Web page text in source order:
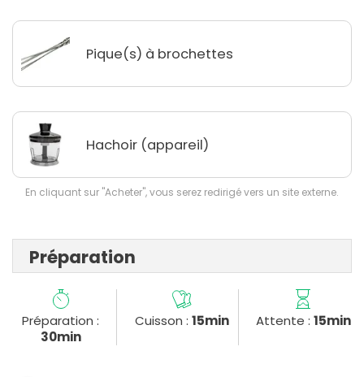
Pique(s) à brochettes
Hachoir (appareil)
En cliquant sur "Acheter", vous serez redirigé vers un site externe.
Préparation
Préparation :
30min
Cuisson : 15min Attente : 15min